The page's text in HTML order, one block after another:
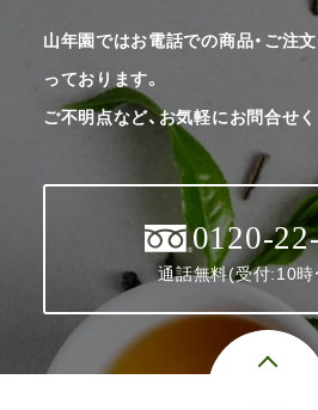
山年園ではお電話での商品・ご注
っております。
ご不明点など、お気軽にお問合せ
0120-
通話無料(受付:10